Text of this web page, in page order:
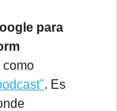
para
como
. Es